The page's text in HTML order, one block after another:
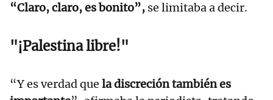
“Claro, claro, es bonito”, se limitaba a decir.
"¡Palestina libre!"
“Y es verdad que la discreción también es